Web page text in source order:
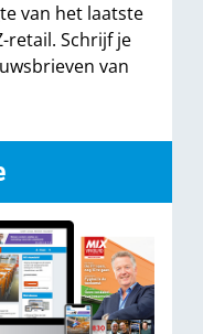
van het laatste
retail. Schrijf je
van